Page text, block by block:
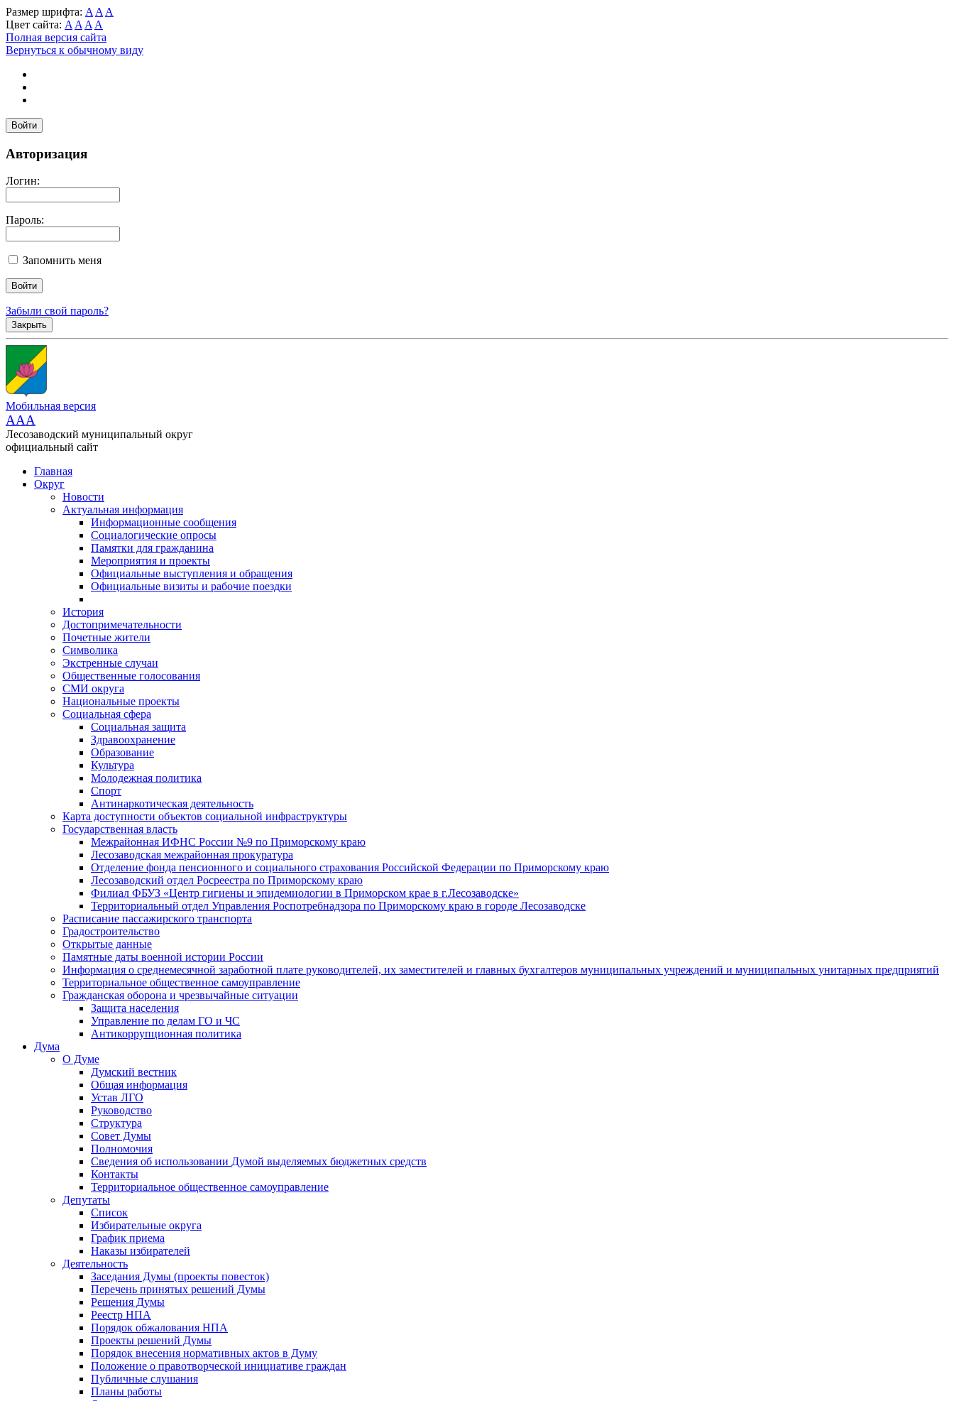
Размер шрифта: A A A
Цвет сайта: A A A A
Полная версия сайта
Вернуться к обычному виду
Войти
Авторизация
Логин:
Пароль:
Запомнить меня
Забыли свой пароль?
Закрыть
Мобильная версия
AAA
Лесозаводский муниципальный округ
официальный сайт
Главная
Округ
Новости
Актуальная информация
Информационные сообщения
Социалогические опросы
Памятки для гражданина
Мероприятия и проекты
Официальные выступления и обращения
Официальные визиты и рабочие поездки
История
Достопримечательности
Почетные жители
Символика
Экстренные случаи
Общественные голосования
СМИ округа
Национальные проекты
Социальная сфера
Социальная защита
Здравоохранение
Образование
Культура
Молодежная политика
Спорт
Антинаркотическая деятельность
Карта доступности объектов социальной инфраструктуры
Государственная власть
Межрайонная ИФНС России №9 по Приморскому краю
Лесозаводская межрайонная прокуратура
Отделение фонда пенсионного и социального страхования Российской Федерации по Приморскому краю
Лесозаводский отдел Росреестра по Приморскому краю
Филиал ФБУЗ «Центр гигиены и эпидемиологии в Приморском крае в г.Лесозаводске»
Территориальный отдел Управления Роспотребнадзора по Приморскому краю в городе Лесозаводске
Расписание пассажирского транспорта
Градостроительство
Открытые данные
Памятные даты военной истории России
Информация о среднемесячной заработной плате руководителей, их заместителей и главных бухгалтеров муниципальных учреждений и муниципальных унитарных предприятий
Территориальное общественное самоуправление
Гражданская оборона и чрезвычайные ситуации
Защита населения
Управление по делам ГО и ЧС
Антикоррупционная политика
Дума
О Думе
Думский вестник
Общая информация
Устав ЛГО
Руководство
Структура
Совет Думы
Полномочия
Сведения об использовании Думой выделяемых бюджетных средств
Контакты
Территориальное общественное самоуправление
Депутаты
Список
Избирательные округа
График приема
Наказы избирателей
Деятельность
Заседания Думы (проекты повесток)
Перечень принятых решений Думы
Решения Думы
Реестр НПА
Порядок обжалования НПА
Проекты решений Думы
Порядок внесения нормативных актов в Думу
Положение о правотворческой инициативе граждан
Публичные слушания
Планы работы